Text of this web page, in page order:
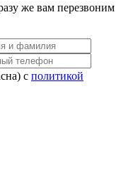
же вам перезвоним
с политикой